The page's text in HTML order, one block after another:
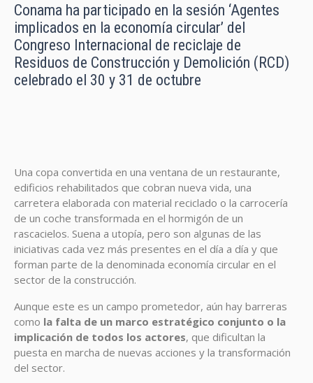
Conama ha participado en la sesión ‘Agentes
implicados en la economía circular’ del
Congreso Internacional de reciclaje de
Residuos de Construcción y Demolición (RCD)
celebrado el 30 y 31 de octubre
Una copa convertida en una ventana de un restaurante,
edificios rehabilitados que cobran nueva vida, una
carretera elaborada con material reciclado o la carrocería
de un coche transformada en el hormigón de un
rascacielos. Suena a utopía, pero son algunas de las
iniciativas cada vez más presentes en el día a día y que
forman parte de la denominada economía circular en el
sector de la construcción.
Aunque este es un campo prometedor, aún hay barreras
como la falta de un marco estratégico conjunto o la
implicación de todos los actores, que dificultan la
puesta en marcha de nuevas acciones y la transformación
del sector.